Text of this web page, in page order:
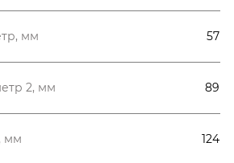
мм 57
2, мм 89
мм 124